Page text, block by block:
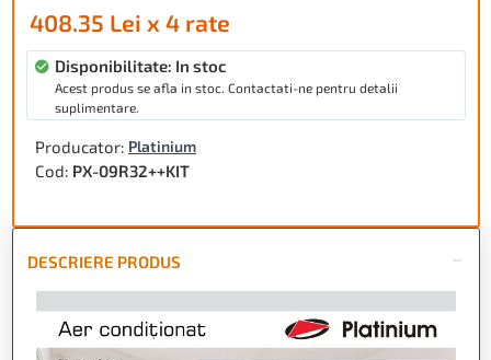
Producator: Platinium
Cod: PX-09R32++KIT
408.35 Lei x 4 rate
Disponibilitate: In stoc
Acest produs se afla in stoc. Contactati-ne pentru detalii
suplimentare.
DESCRIERE PRODUS